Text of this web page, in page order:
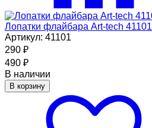
Лопатки флайбара Art-tech 41101
Артикул: 41101
290 ₽
490 ₽
В наличии
В корзину